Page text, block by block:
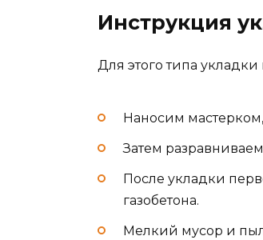
Инструкция
Для этого типа
Наносим
Затем
После укладки
газобетона.
Мелкий мусор и